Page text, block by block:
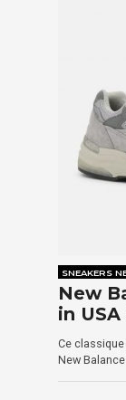
SNEAKERS
New
in USA
Ce
New Balance